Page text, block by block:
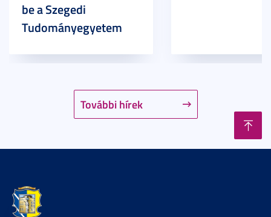
További hírek
be a Szegedi
Tudományegyetem